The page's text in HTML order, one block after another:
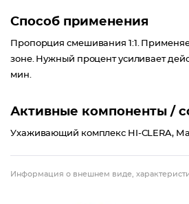
Способ применения
Пропорция смешивания 1:1.
зоне. Нужный процент усиливает
мин.
Активные компоненты /
Ухаживающий комплекс HI-CLERA,
Информация о внешнем виде,